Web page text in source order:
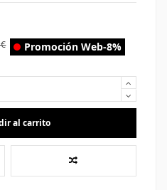
Promoción Web-8%
al carrito